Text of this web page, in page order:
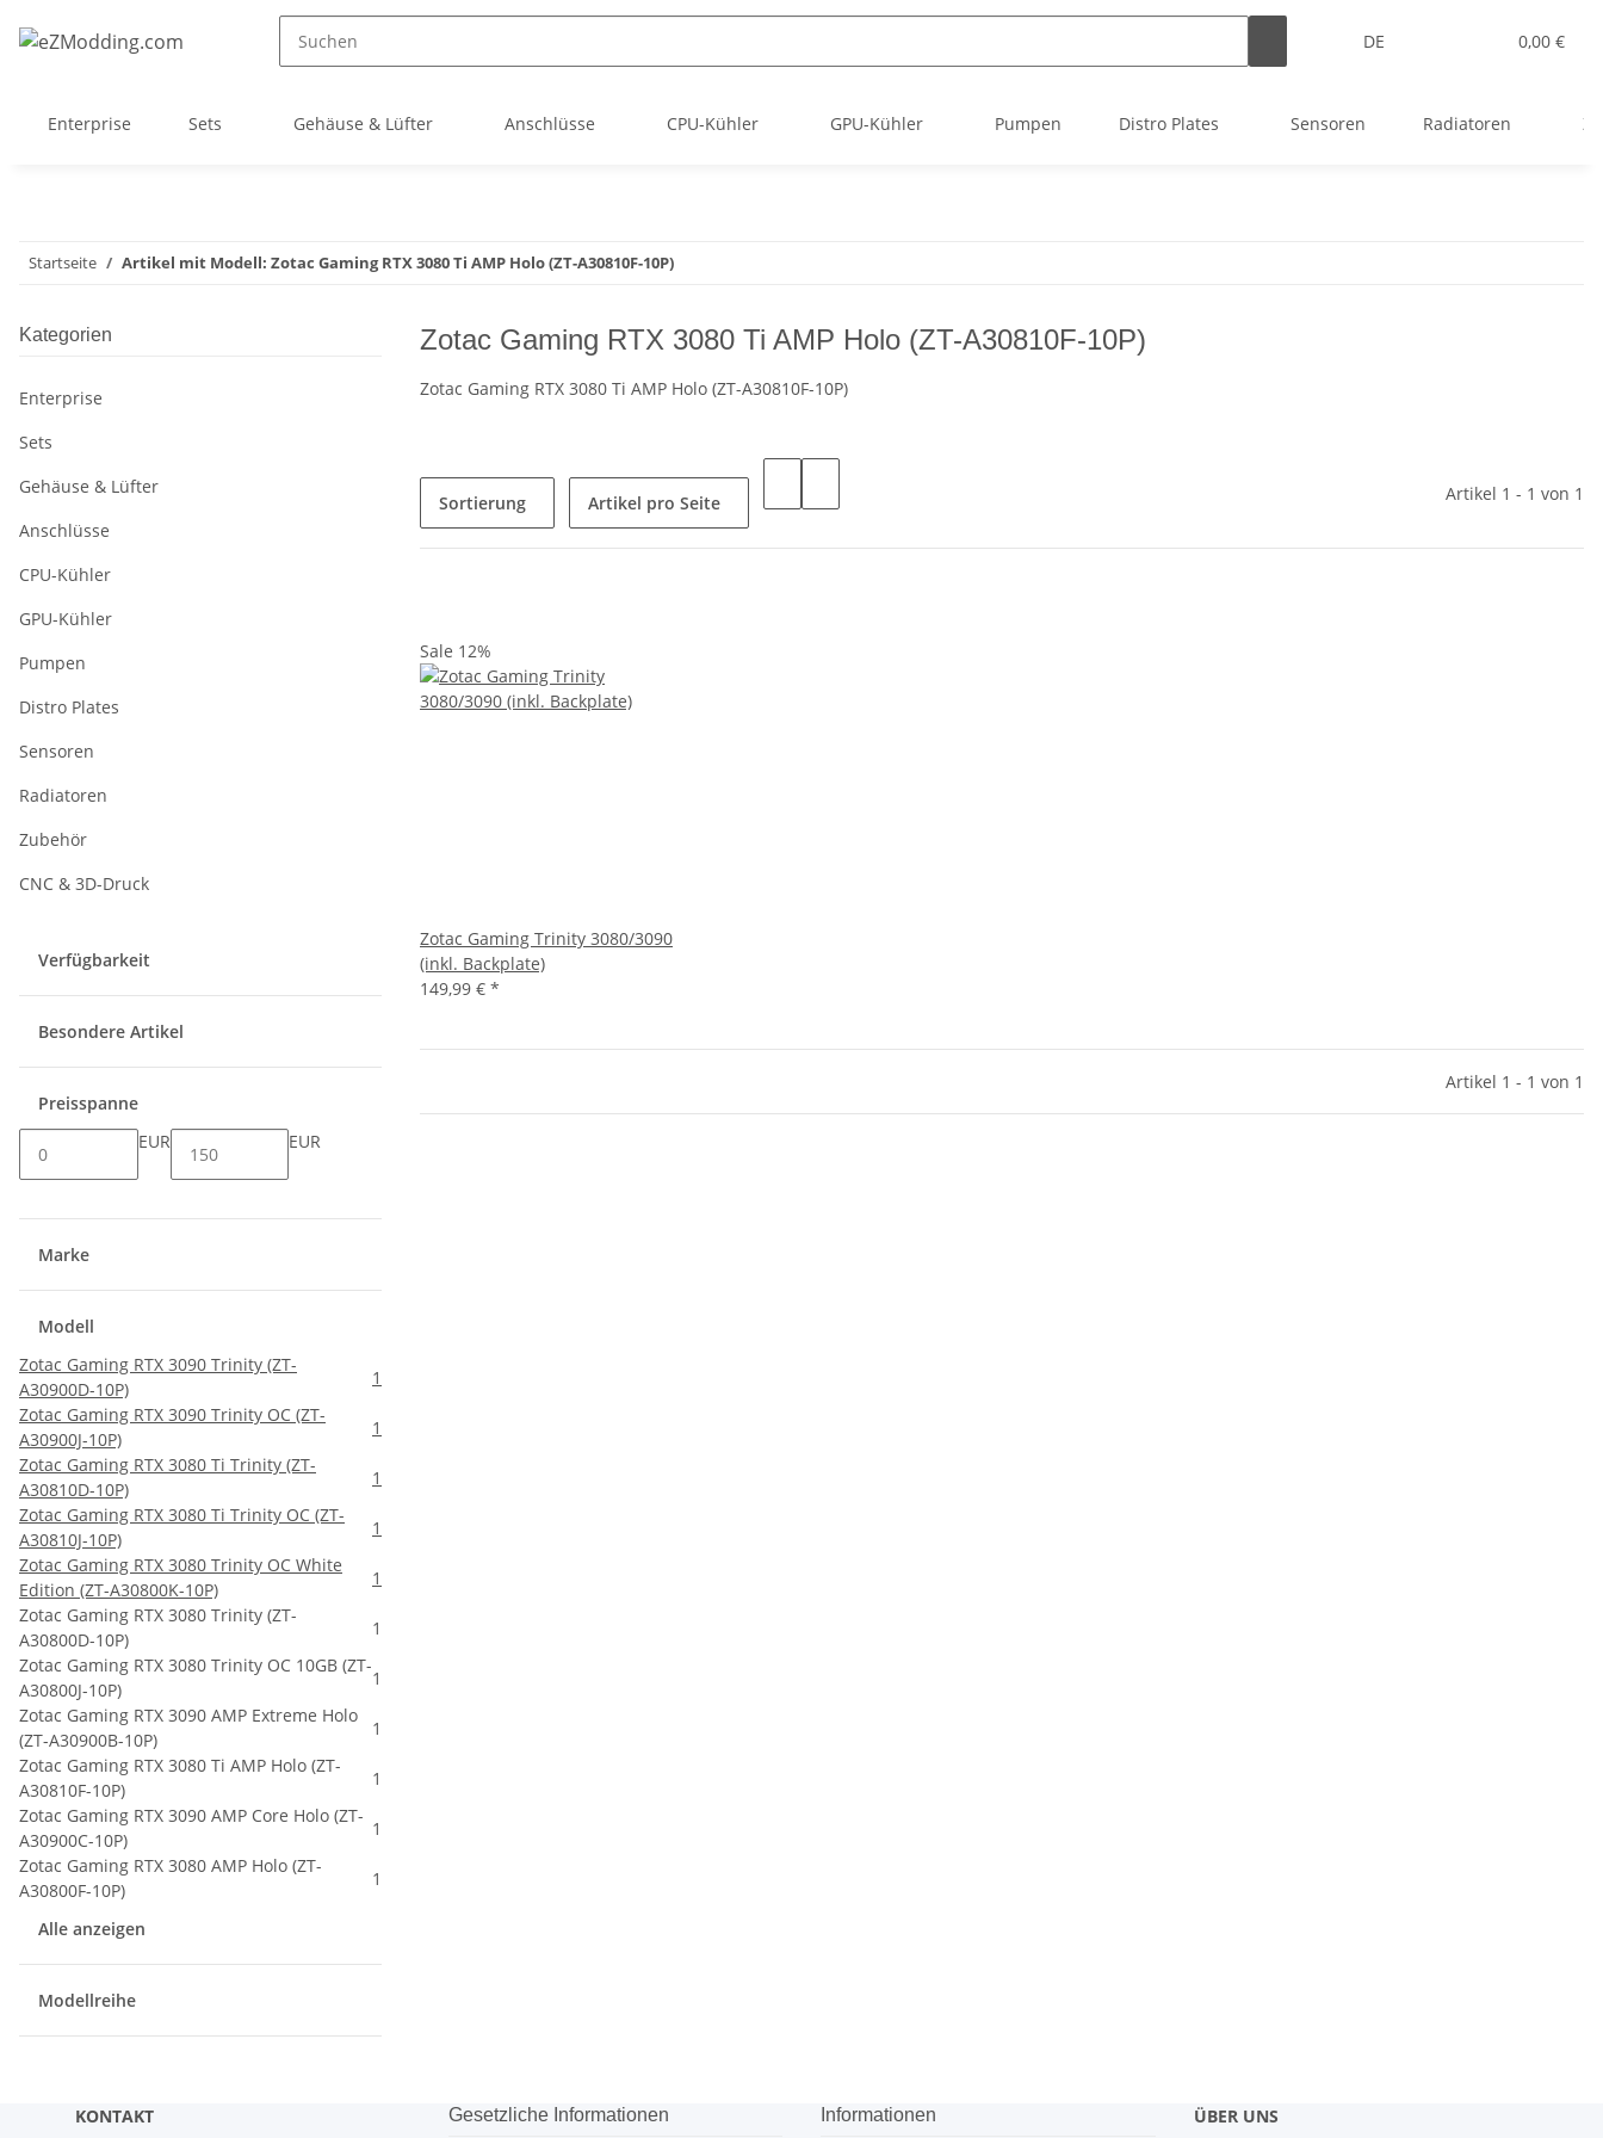
DE 0,00 €
Enterprise Sets Gehäuse & Lüfter Anschlüsse CPU-Kühler GPU-Kühler Pumpen Distro Plates Sensoren Radiatoren
Startseite Artikel mit Modell: Zotac Gaming RTX 3080 Ti AMP Holo (ZT-A30810F-10P)
Zotac Gaming RTX 3080 Ti AMP Holo (ZT-A30810F-10P)
Zotac Gaming RTX 3080 Ti AMP Holo (ZT-A30810F-10P)
Sortierung Artikel pro Seite Artikel 1 - 1 von 1
Sale 12%
Zotac Gaming Trinity 3080/3090
(inkl. Backplate)
149,99 € *
Artikel 1 - 1 von 1
Kategorien
Enterprise
Sets
Gehäuse & Lüfter
Anschlüsse
CPU-Kühler
GPU-Kühler
Pumpen
Distro Plates
Sensoren
Radiatoren
Zubehör
CNC & 3D-Druck
Verfügbarkeit
Besondere Artikel
Preisspanne
EUR
EUR
Marke
Modell
Zotac Gaming RTX 3090 Trinity (ZT-
A30900D-10P)
1
Zotac Gaming RTX 3090 Trinity OC (ZT-
A30900J-10P)
1
Zotac Gaming RTX 3080 Ti Trinity (ZT-
A30810D-10P)
1
Zotac Gaming RTX 3080 Ti Trinity OC (ZT-
A30810J-10P)
1
Zotac Gaming RTX 3080 Trinity OC White
Edition (ZT-A30800K-10P)
1
Zotac Gaming RTX 3080 Trinity (ZT-
A30800D-10P)
1
Zotac Gaming RTX 3080 Trinity OC 10GB (ZT-
A30800J-10P)
1
Zotac Gaming RTX 3090 AMP Extreme Holo
(ZT-A30900B-10P)
1
Zotac Gaming RTX 3080 Ti AMP Holo (ZT-
A30810F-10P)
1
Zotac Gaming RTX 3090 AMP Core Holo (ZT-
A30900C-10P)
1
Zotac Gaming RTX 3080 AMP Holo (ZT-
A30800F-10P)
1
Alle anzeigen
Modellreihe
KONTAKT Gesetzliche Informationen Informationen ÜBER UNS